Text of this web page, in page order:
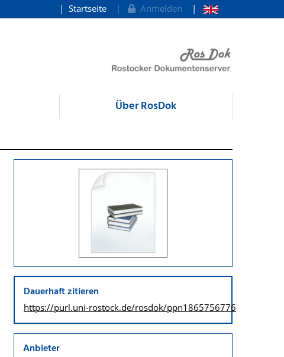
Startseite Anmelden
Über RosDok
Dauerhaft zitieren
https://purl.uni-rostock.de/rosdok/ppn1865756776
Anbieter